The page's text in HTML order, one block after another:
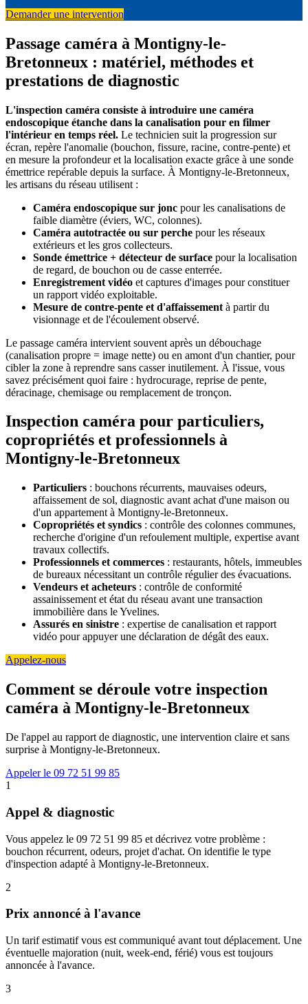
Demander une intervention
Passage caméra à Montigny-le-
Bretonneux : matériel, méthodes et
prestations de diagnostic
L'inspection caméra consiste à introduire une caméra
endoscopique étanche dans la canalisation pour en filmer
l'intérieur en temps réel. Le technicien suit la progression sur
écran, repère l'anomalie (bouchon, fissure, racine, contre-pente) et
en mesure la profondeur et la localisation exacte grâce à une sonde
émettrice repérable depuis la surface. À Montigny-le-Bretonneux,
les artisans du réseau utilisent :
Caméra endoscopique sur jonc pour les canalisations de
faible diamètre (éviers, WC, colonnes).
Caméra autotractée ou sur perche pour les réseaux
extérieurs et les gros collecteurs.
Sonde émettrice + détecteur de surface pour la localisation
de regard, de bouchon ou de casse enterrée.
Enregistrement vidéo et captures d'images pour constituer
un rapport vidéo exploitable.
Mesure de contre-pente et d'affaissement à partir du
visionnage et de l'écoulement observé.
Le passage caméra intervient souvent après un débouchage
(canalisation propre = image nette) ou en amont d'un chantier, pour
cibler la zone à reprendre sans casser inutilement. À l'issue, vous
savez précisément quoi faire : hydrocurage, reprise de pente,
déracinage, chemisage ou remplacement de tronçon.
Inspection caméra pour particuliers,
copropriétés et professionnels à
Montigny-le-Bretonneux
Particuliers : bouchons récurrents, mauvaises odeurs,
affaissement de sol, diagnostic avant achat d'une maison ou
d'un appartement à Montigny-le-Bretonneux.
Copropriétés et syndics : contrôle des colonnes communes,
recherche d'origine d'un refoulement multiple, expertise avant
travaux collectifs.
Professionnels et commerces : restaurants, hôtels, immeubles
de bureaux nécessitant un contrôle régulier des évacuations.
Vendeurs et acheteurs : contrôle de conformité
assainissement et état du réseau avant une transaction
immobilière dans le Yvelines.
Assurés en sinistre : expertise de canalisation et rapport
vidéo pour appuyer une déclaration de dégât des eaux.
Appelez-nous
Comment se déroule votre inspection
caméra à Montigny-le-Bretonneux
De l'appel au rapport de diagnostic, une intervention claire et sans
surprise à Montigny-le-Bretonneux.
Appeler le 09 72 51 99 85
1
Appel & diagnostic
Vous appelez le 09 72 51 99 85 et décrivez votre problème :
bouchon récurrent, odeurs, projet d'achat. On identifie le type
d'inspection adapté à Montigny-le-Bretonneux.
2
Prix annoncé à l'avance
Un tarif estimatif vous est communiqué avant tout déplacement. Une
éventuelle majoration (nuit, week-end, férié) vous est toujours
annoncée à l'avance.
3